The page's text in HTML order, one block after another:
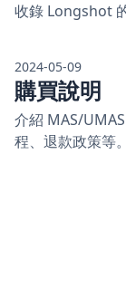
收錄 Longshot
2024-05-09
購買說明
介紹 MAS/
程、退款政策等。